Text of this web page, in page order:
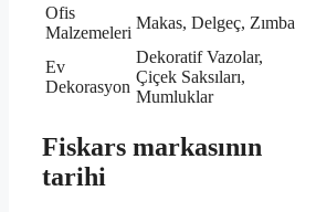
Ofis
Malzemeleri
Makas, Delgeç, Zımba
Ev
Dekorasyon
Dekoratif Vazolar,
Çiçek Saksıları,
Mumluklar
Fiskars markasının
tarihi